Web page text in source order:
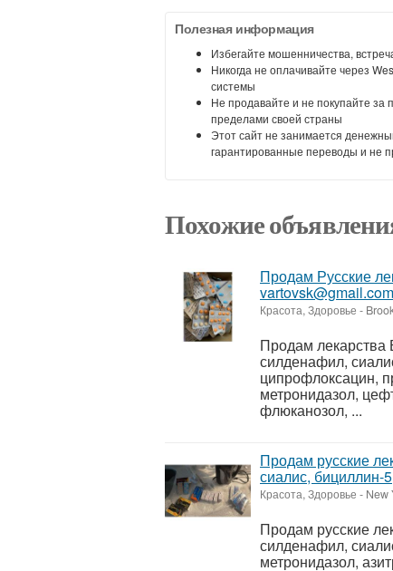
Полезная информация
Избегайте мошенничества,
Никогда не оплачивайте через
системы
Не продавайте и не покупайте за
пределами своей страны
Этот сайт не занимается
гарантированные переводы и не
Похожие
Продам Русские
vartovsk@gmail.com
Красота, Здоровье -
Продам лекарства
силденафил,
ципрофлоксацин,
метронидазол,
флюканозол, ...
Продам русские
сиалис, бициллин-5
Красота, Здоровье - New
Продам русские
силденафил,
метронидазол,